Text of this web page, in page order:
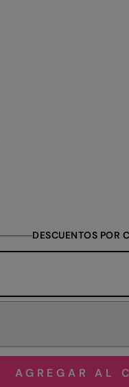
DESCUENTOS POR
AGREGAR AL